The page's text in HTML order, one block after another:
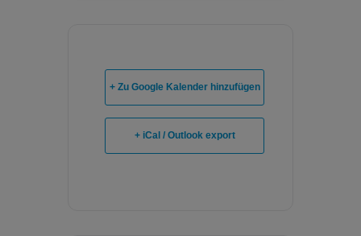
+ Zu Google Kalender hinzufügen
+ iCal / Outlook export